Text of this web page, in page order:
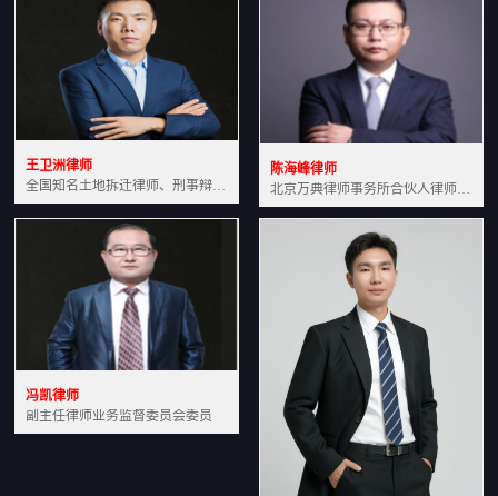
王卫洲律师
全国知名土地拆迁律师、刑事辩护律师北京万典律师事务所主任中国法学会会员北京市行政法研究会理事
陈海峰律师
北京万典律师事务所合伙人律师土地房产专业资深律师
冯凯律师
副主任律师业务监督委员会委员